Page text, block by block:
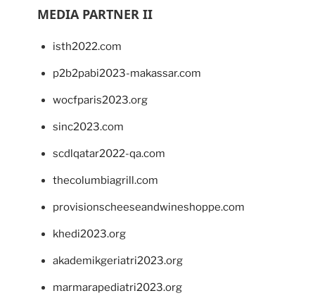
MEDIA PARTNER II
isth2022.com
p2b2pabi2023-makassar.com
wocfparis2023.org
sinc2023.com
scdlqatar2022-qa.com
thecolumbiagrill.com
provisionscheeseandwineshoppe.com
khedi2023.org
akademikgeriatri2023.org
marmarapediatri2023.org